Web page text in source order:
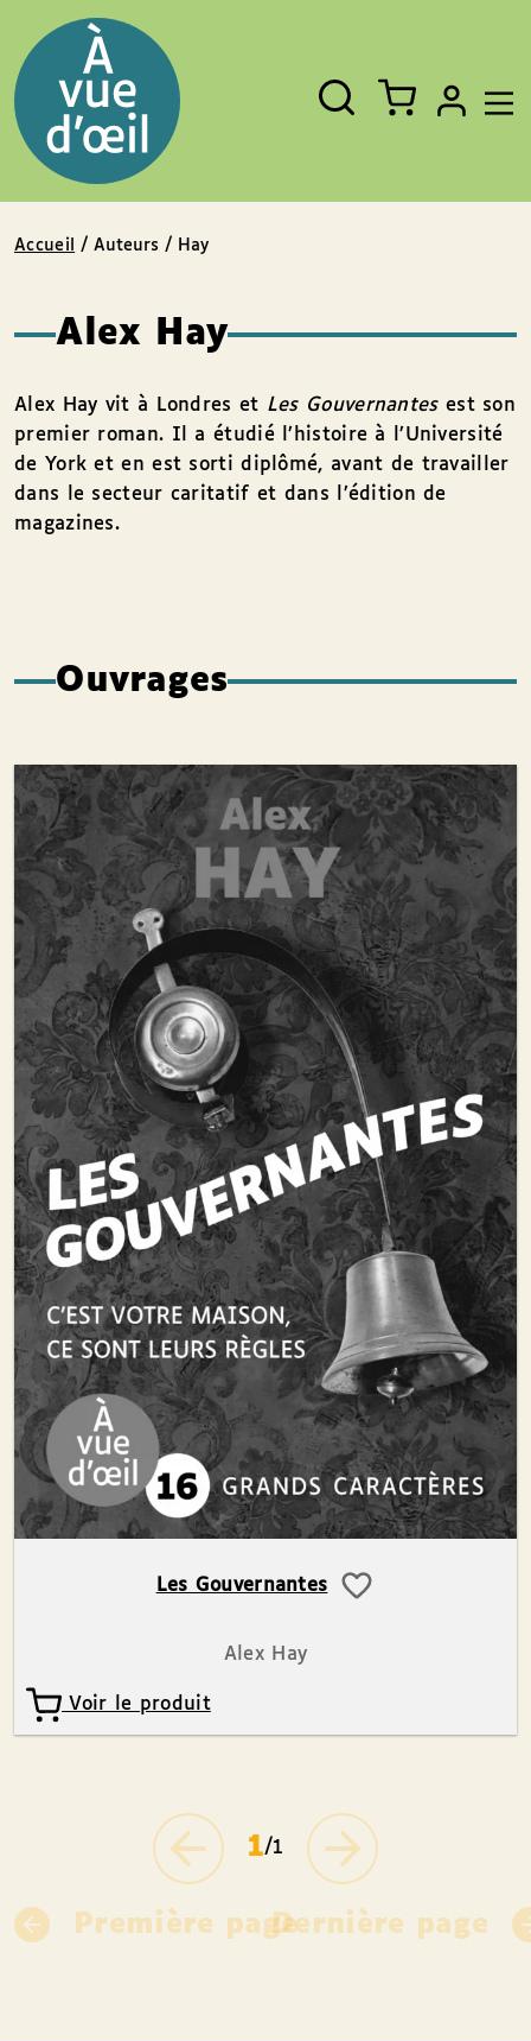
Fermer
Rechercher
un
livre,
un
auteur,
un
EAN
Accueil / Auteurs / Hay
Alex Hay
Alex Hay vit à Londres et Les Gouvernantesest son
premier roman. Il a étudié l’histoire à l’Université
de York et en est sorti diplômé, avant de travailler
dans le secteur caritatif et dans l’édition de
magazines.
Ouvrages
Les Gouvernantes
Alex Hay
Voir le produit
Première page
1/1
Dernière page